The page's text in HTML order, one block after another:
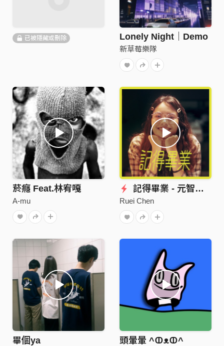
已被隱藏或刪除 Lonely Night｜Demo
新草莓樂隊
菸癮 Feat.林宥嘎
A-mu
記得畢業 - 元智大學108級畢業歌曲
Ruei Chen
畢個ya 頭暈暈 ^ↀᴥↀ^